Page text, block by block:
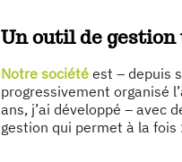
Un outil de
Notre société est – depuis
progressivement organisé
ans, j’ai développé – avec
gestion qui permet à la fois